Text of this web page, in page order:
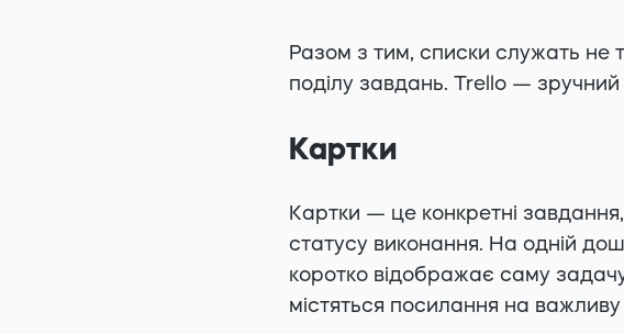
Разом з тим, списки служать не
поділу завдань. Trello —
Картки
Картки — це конкретні
статусу виконання. На одній
коротко відображає саму
містяться посилання на